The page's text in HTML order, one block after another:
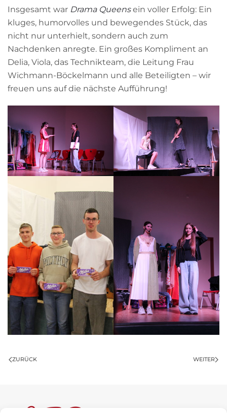
Insgesamt war Drama Queensein voller Erfolg: Ein
kluges, humorvolles und bewegendes Stück, das
nicht nur unterhielt, sondern auch zum
Nachdenken anregte. Ein großes Kompliment an
Delia, Viola, das Technikteam, die Leitung Frau
Wichmann-Böckelmann und alle Beteiligten – wir
freuen uns auf die nächste Aufführung!
ZURÜCK WEITER